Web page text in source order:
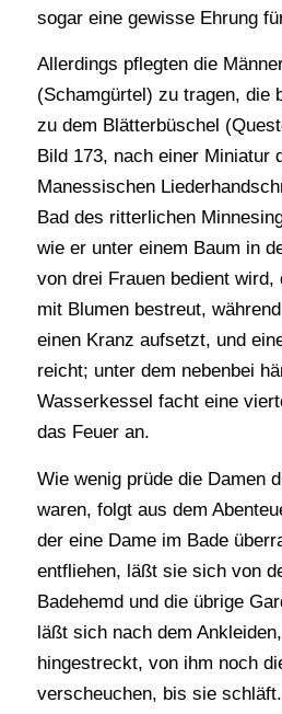
sogar eine gewisse Ehrung
Allerdings pflegten die
(Schamgürtel) zu tragen, die
zu dem Blätterbüschel
Bild 173, nach einer Miniatur
Manessischen
Bad des ritterlichen
wie er unter einem Baum in
von drei Frauen bedient
mit Blumen bestreut,
einen Kranz aufsetzt, und
reicht; unter dem nebenbei
Wasserkessel facht eine
das Feuer an.
Wie wenig prüde die Damen
waren, folgt aus dem
der eine Dame im Bade
entfliehen, läßt sie sich von
Badehemd und die übrige
läßt sich nach dem
hingestreckt, von ihm noch
verscheuchen, bis sie schläft.